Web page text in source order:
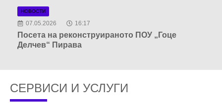
НОВОСТИ
07.05.2026 16:17
Посета на реконструираното ПОУ „Гоце
Делчев“ Пирава
СЕРВИСИ И УСЛУГИ